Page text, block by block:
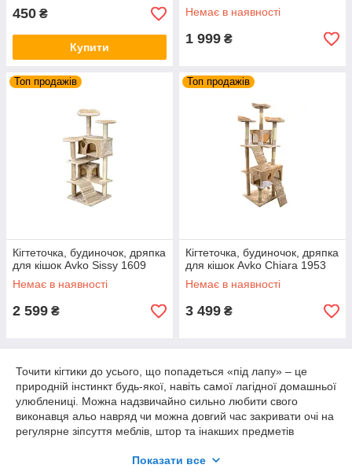
450 ₴
Купити
Немає в наявності
1 999 ₴
Топ продажів
Кігтеточка, будиночок, дряпка
для кішок Avko Sissy 1609
Немає в наявності
2 599 ₴
Топ продажів
Кігтеточка, будиночок, дряпка
для кішок Avko Chiara 1953
Немає в наявності
3 499 ₴
Точити кігтики до усього, що попадеться «під лапу» – це
природній інстинкт будь-якої, навіть самої лагідної домашньої
улюблениці. Можна надзвичайно сильно любити свого
виконавця альо навряд чи можна довгий час закривати очі на
регулярне зіпсуття меблів, штор та інакших предметів
можна усього за кілька хвилин – оформивши замовлення на
Показати все